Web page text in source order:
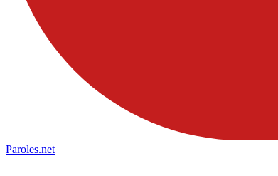
Paroles.net